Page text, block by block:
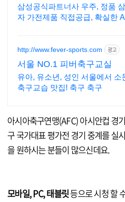
OLED 65인치
삼성공식파트너사 우주, 정품
자 가전제품 직접공급, 확실한
http://www.fever-sports.com 광고
서울 NO.1 피버축구교실
유아, 유소년, 성인 서울에서 소
축구교습 맛집! 축구 축구
아시아축구연맹(AFC) 아시안컵 경
구 국가대표 평가전 경기 중계를 실
을 원하시는 분들이 많으신데요.
모바일, PC, 태블릿등으로 시청 할